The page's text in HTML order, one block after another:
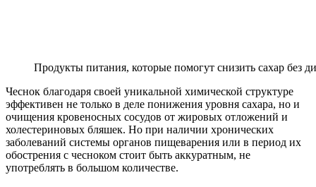
Продукты питания, которые помогут снизить сахар без
Чеснок благодаря своей уникальной химической структуре
эффективен не только в деле понижения уровня сахара, но и
очищения кровеносных сосудов от жировых отложений и
холестериновых бляшек. Но при наличии хронических
заболеваний системы органов пищеварения или в период их
обострения с чесноком стоит быть аккуратным, не
употреблять в большом количестве.